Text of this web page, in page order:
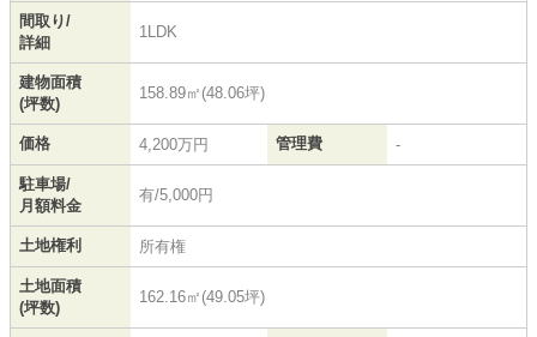
間取り/
詳細
1LDK
建物面積
(坪数)
158.89㎡(48.06坪)
価格 4,200万円 管理費 -
駐車場/
月額料金
有/5,000円
土地権利 所有権
土地面積
(坪数)
162.16㎡(49.05坪)